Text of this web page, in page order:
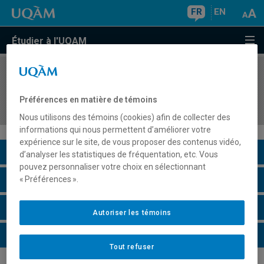
FR EN
Étudier à l'UQAM
COURS//
l'enseignement secondaire
Description du cours
Horaire - Été 2026
Horaire - Automne 2026
Horaire - Hiver 2027
Préférences en matière de témoins
Nous utilisons des témoins (cookies) afin de collecter des
informations qui nous permettent d’améliorer votre
expérience sur le site, de vous proposer des contenus vidéo,
d’analyser les statistiques de fréquentation, etc. Vous
pouvez personnaliser votre choix en sélectionnant
« Préférences ».
Tout refuser
Autoriser les témoins